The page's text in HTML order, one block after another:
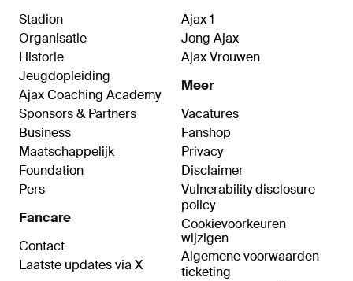
Stadion
Organisatie
Historie
Jeugdopleiding
Ajax Coaching Academy
Sponsors & Partners
Business
Maatschappelijk
Foundation
Pers
Fancare
Contact
Laatste updates via X
Ajax 1
Jong Ajax
Ajax Vrouwen
Meer
Vacatures
Fanshop
Privacy
Disclaimer
Vulnerability disclosure
policy
Cookievoorkeuren
wijzigen
Algemene voorwaarden
ticketing